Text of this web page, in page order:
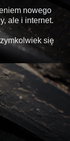
nowego
ale i internet.
się